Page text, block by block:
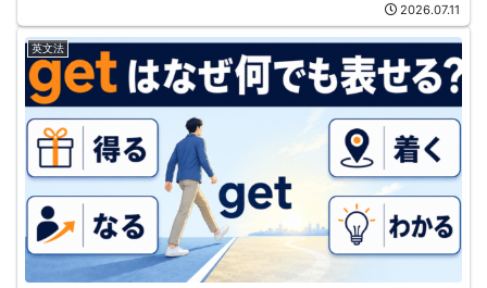
2026.07.11
英文法